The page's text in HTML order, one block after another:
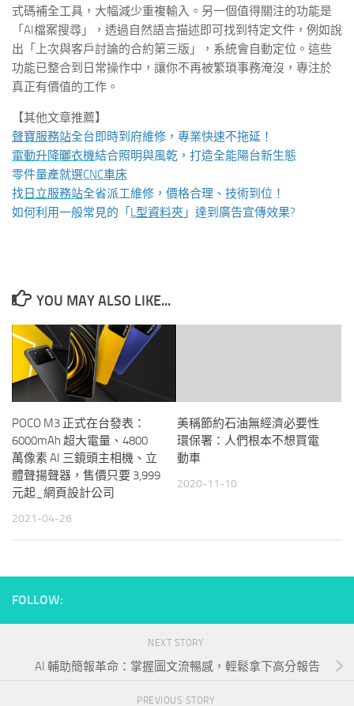
式碼補全工具，大幅減少重複輸入。另一個值得關注的功能是
「AI檔案搜尋」，透過自然語言描述即可找到特定文件，例如說
出「上次與客戶討論的合約第三版」，系統會自動定位。這些
功能已整合到日常操作中，讓你不再被繁瑣事務淹沒，專注於
真正有價值的工作。
【其他文章推薦】
聲寶服務站全台即時到府維修，專業快速不拖延！
電動升降曬衣機結合照明與風乾，打造全能陽台新生態
零件量產就選CNC車床
找日立服務站全省派工維修，價格合理、技術到位！
如何利用一般常見的「 L型資料夾 」達到廣告宣傳效果?
YOU MAY ALSO LIKE...
POCO M3 正式在台發表：
6000mAh 超大電量、4800
萬像素 AI 三鏡頭主相機、立
體聲揚聲器，售價只要 3,999
元起_網頁設計公司
2021-04-26
美稱節約石油無經濟必要性
環保署：人們根本不想買電
動車
2020-11-10
FOLLOW:
NEXT STORY
AI 輔助簡報革命：掌握圖文流暢感，輕鬆拿下高分報告
PREVIOUS STORY